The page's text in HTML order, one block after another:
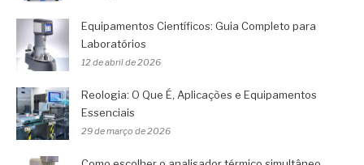
Equipamentos Científicos: Guia Completo para
Laboratórios
12 de abril de 2026
Reologia: O Que É, Aplicações e Equipamentos
Essenciais
29 de março de 2026